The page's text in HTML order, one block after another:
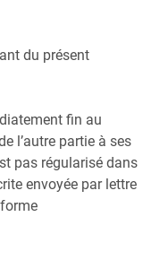
du présent
fin au
l’autre partie à ses
pas régularisé dans
envoyée par lettre